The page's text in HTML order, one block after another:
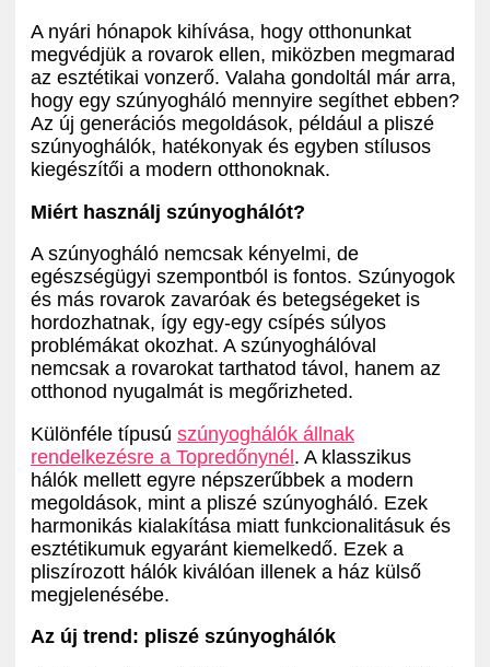
A nyári hónapok kihívása, hogy otthonunkat
megvédjük a rovarok ellen, miközben megmarad
az esztétikai vonzerő. Valaha gondoltál már arra,
hogy egy szúnyogháló mennyire segíthet ebben?
Az új generációs megoldások, például a pliszé
szúnyoghálók, hatékonyak és egyben stílusos
kiegészítői a modern otthonoknak.
Miért használj szúnyoghálót?
A szúnyogháló nemcsak kényelmi, de
egészségügyi szempontból is fontos. Szúnyogok
és más rovarok zavaróak és betegségeket is
hordozhatnak, így egy-egy csípés súlyos
problémákat okozhat. A szúnyoghálóval
nemcsak a rovarokat tarthatod távol, hanem az
otthonod nyugalmát is megőrizheted.
Különféle típusú szúnyoghálók állnak
rendelkezésre a Topredőnynél. A klasszikus
hálók mellett egyre népszerűbbek a modern
megoldások, mint a pliszé szúnyogháló. Ezek
harmonikás kialakítása miatt funkcionalitásuk és
esztétikumuk egyaránt kiemelkedő. Ezek a
pliszírozott hálók kiválóan illenek a ház külső
megjelenésébe.
Az új trend: pliszé szúnyoghálók